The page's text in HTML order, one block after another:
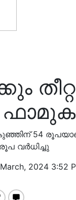
54
രൂപ വർധിച്ചു
2024 3:52